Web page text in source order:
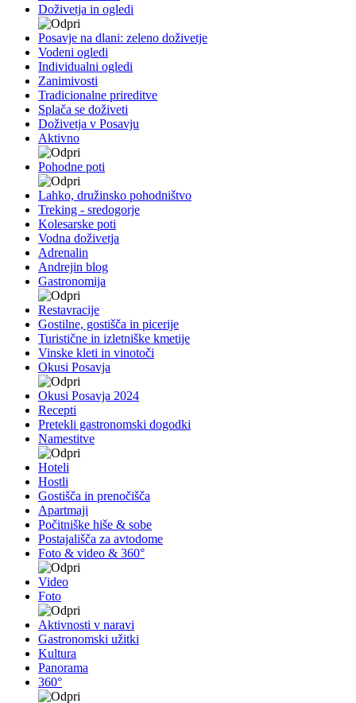
Doživetja in ogledi
Posavje na dlani: zeleno doživetje
Vodeni ogledi
Individualni ogledi
Zanimivosti
Tradicionalne prireditve
Splača se doživeti
Doživetja v Posavju
Aktivno
Pohodne poti
Lahko, družinsko pohodništvo
Treking - sredogorje
Kolesarske poti
Vodna doživetja
Adrenalin
Andrejin blog
Gastronomija
Restavracije
Gostilne, gostišča in picerije
Turistične in izletniške kmetije
Vinske kleti in vinotoči
Okusi Posavja
Okusi Posavja 2024
Recepti
Pretekli gastronomski dogodki
Namestitve
Hoteli
Hostli
Gostišča in prenočišča
Apartmaji
Počitniške hiše & sobe
Postajališča za avtodome
Foto & video & 360°
Video
Foto
Aktivnosti v naravi
Gastronomski užitki
Kultura
Panorama
360°